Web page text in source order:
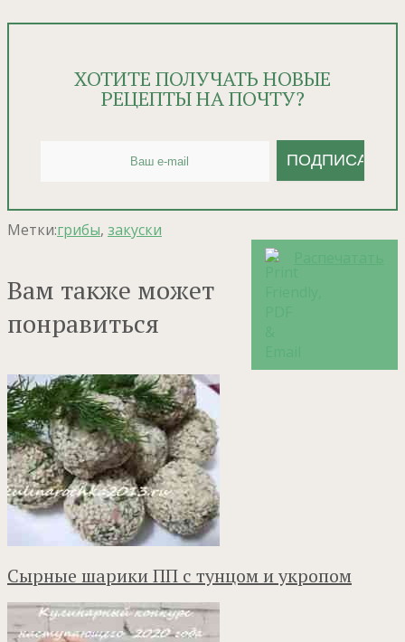
ХОТИТЕ ПОЛУЧАТЬ НОВЫЕ
РЕЦЕПТЫ НА ПОЧТУ?
Метки:грибы, закуски
Вам также может
понравиться
Сырные шарики ПП с тунцом и укропом